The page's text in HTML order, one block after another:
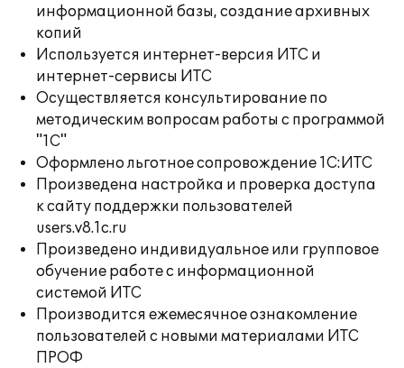
информационной базы, создание архивных
копий
Используется интернет-версия ИТС и
интернет-сервисы ИТС
Осуществляется консультирование по
методическим вопросам работы с программой
"1С"
Оформлено льготное сопровождение 1С:ИТС
Произведена настройка и проверка доступа
к сайту поддержки пользователей
users.v8.1c.ru
Произведено индивидуальное или групповое
обучение работе с информационной
системой ИТС
Производится ежемесячное ознакомление
пользователей с новыми материалами ИТС
ПРОФ